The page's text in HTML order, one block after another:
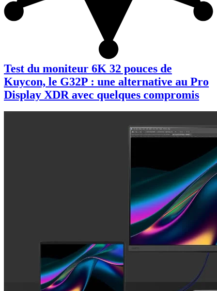
Test du moniteur 6K 32 pouces de
Kuycon, le G32P : une alternative au Pro
Display XDR avec quelques compromis